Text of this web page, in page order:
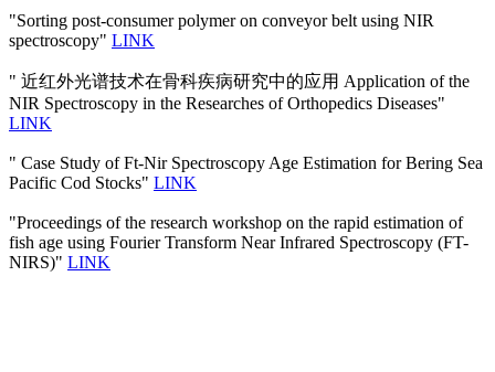
"Sorting post-consumer polymer on conveyor belt using NIR
spectroscopy" LINK
" 近红外光谱技术在骨科疾病研究中的应用 Application of the
NIR Spectroscopy in the Researches of Orthopedics Diseases"
LINK
" Case Study of Ft-Nir Spectroscopy Age Estimation for Bering Sea
Pacific Cod Stocks" LINK
"Proceedings of the research workshop on the rapid estimation of
fish age using Fourier Transform Near Infrared Spectroscopy (FT-
NIRS)" LINK